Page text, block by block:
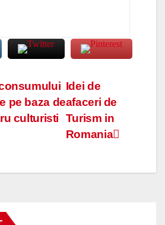
Idei de
afaceri de
Turism in
Romania
pe baza de
culturisti